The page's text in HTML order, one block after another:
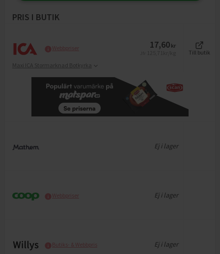
PRIS I BUTIK
Webbpriser 17,60 kr
Till butik
Maxi ICA Stormarknad Botkyrka
Ej i lager
Webbpriser Ej i lager
Butiks- & Webbpris Ej i lager